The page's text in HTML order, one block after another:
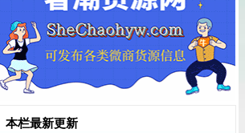
栏最新更新